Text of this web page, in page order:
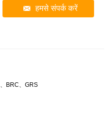
हमसे संपर्क करें
BRC、GRS